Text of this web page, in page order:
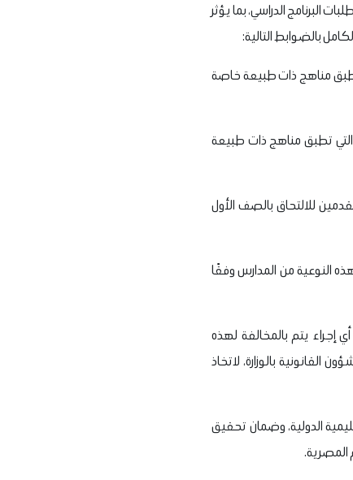
البرنامج الدراسي، بما يؤثر
بالضوابط التالية:
من بداية العام الدراسي 2026 / 2027، إلى المدارس التي تطبق مناهج ذات طبيعة خاصة
المدارس التي تطبق مناهج ذات طبيعة
للالتحاق بالصف الأول
إلى أنه في جميع الأحوال يتم قبول التحويل إلى الصف الأول الثانوي للعام الدراسي 2026 / 2027 بهذه النوعية من المدارس وفقًا
إجراء يتم بالمخالفة لهذه
القانونية بالوزارة، لاتخاذ
الدولية، وضمان تحقيق
المصرية.